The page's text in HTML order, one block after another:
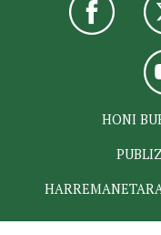
HONI